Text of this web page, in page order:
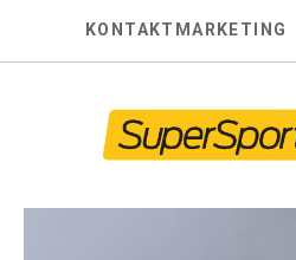
KONTAKT MARKETING